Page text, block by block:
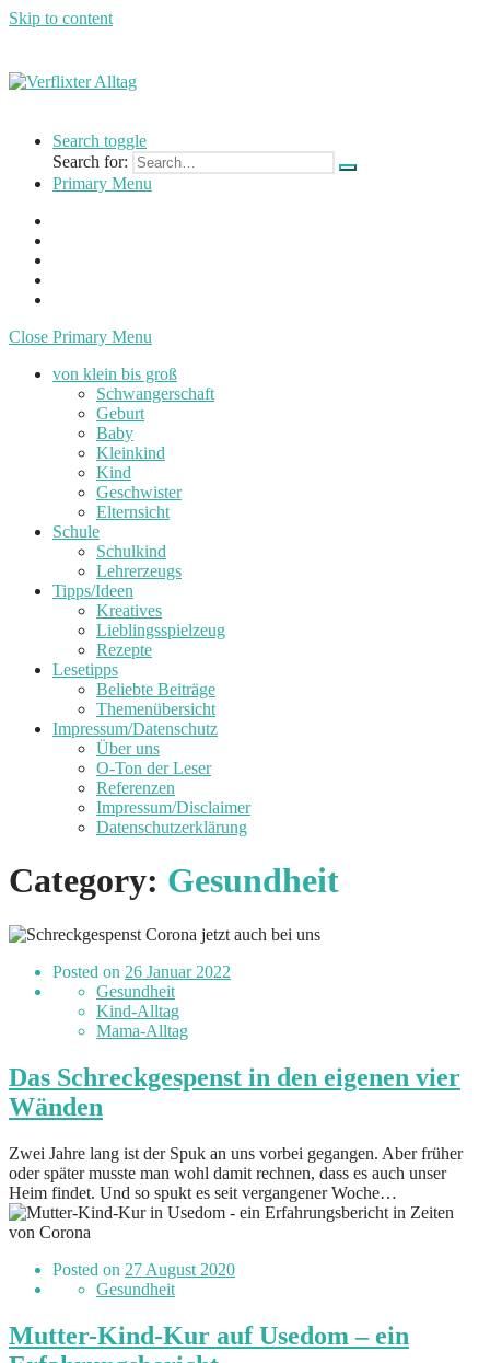
Skip to content
Alltag
einer
Mutter
Lehrerin
Search toggle
Search for:
Primary Menu
Close Primary Menu
von klein bis groß
Schwangerschaft
Geburt
Baby
Kleinkind
Kind
Geschwister
Elternsicht
Schule
Schulkind
Lehrerzeugs
Tipps/Ideen
Kreatives
Lieblingsspielzeug
Rezepte
Lesetipps
Beliebte Beiträge
Themenübersicht
Impressum/Datenschutz
Über uns
O-Ton der Leser
Referenzen
Impressum/Disclaimer
Datenschutzerklärung
Category: Gesundheit
Posted on 26 Januar 2022
Gesundheit
Kind-Alltag
Mama-Alltag
Das Schreckgespenst in den eigenen vier
Wänden
Zwei Jahre lang ist der Spuk an uns vorbei gegangen. Aber früher
oder später musste man wohl damit rechnen, dass es auch unser
Heim findet. Und so spukt es seit vergangener Woche…
Posted on 27 August 2020
Gesundheit
Mutter-Kind-Kur auf Usedom – ein